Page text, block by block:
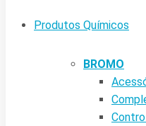
Produtos Químicos
BROMO